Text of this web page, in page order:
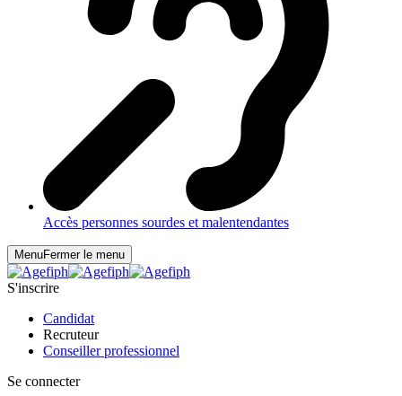
Accès personnes sourdes et malentendantes
MenuFermer le menu
S'inscrire
Candidat
Recruteur
Conseiller professionnel
Se connecter